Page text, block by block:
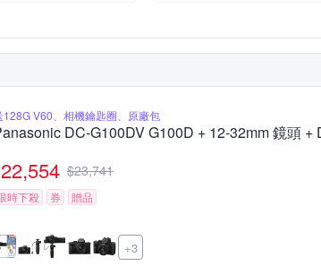
128G V60、相機鑰匙圈、原廠包
DC-G100DV G100D + 12-32mm 鏡頭
22,554 $23,741
時下殺 券 贈品
+3